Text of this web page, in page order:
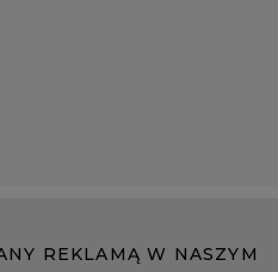
REKLAMĄ W NASZYM